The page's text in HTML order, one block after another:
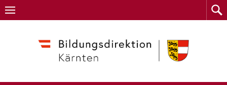
Zum
Inhalt
Navigation
Navigation
aufklappen
Zum